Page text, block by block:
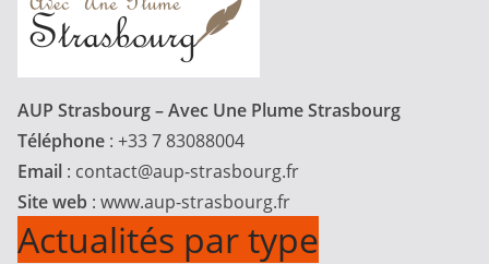
AUP Strasbourg – Avec Une Plume Strasbourg
Téléphone : +33 7 83088004
Email : contact@aup-strasbourg.fr
Site web : www.aup-strasbourg.fr
Actualités par type